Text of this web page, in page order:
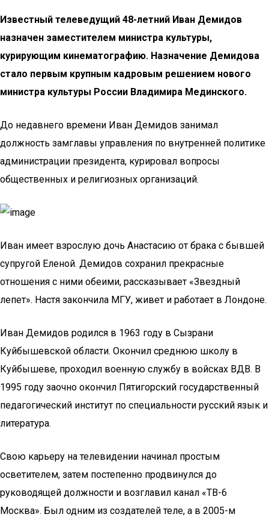
Известный телеведущий 48-летний Иван Демидов
назначен заместителем министра культуры,
курирующим кинематографию. Назначение Демидова
стало первым крупным кадровым решением нового
министра культуры России Владимира Мединского.
До недавнего времени Иван Демидов занимал
должность замглавы управления по внутренней политике
администрации президента, курировал вопросы
общественных и религиозных организаций.
Иван имеет взрослую дочь Анастасию от брака с бывшей
супругой Еленой. Демидов сохранил прекрасные
отношения с ними обеими, рассказывает «Звездный
лепет». Настя закончила МГУ, живет и работает в Лондоне.
Иван Демидов родился в 1963 году в Сызрани
Куйбышевской области. Окончил среднюю школу в
Куйбышеве, проходил военную службу в войсках ВДВ. В
1995 году заочно окончил Пятигорский государственный
педагогический институт по специальности русский язык и
литература.
Свою карьеру на телевидении начинал простым
осветителем, затем постепенно продвинулся до
руководящей должности и возглавил канал «ТВ-6
Москва». Был одним из создателей теле, а в 2005-м